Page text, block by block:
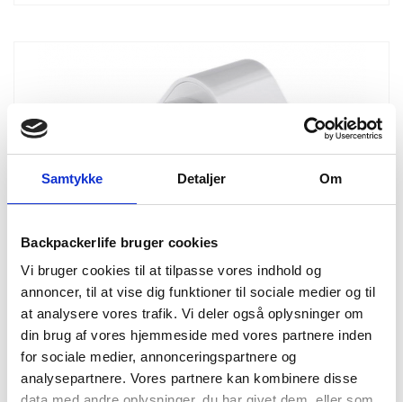
Samtykke Detaljer Om
Backpackerlife bruger cookies
Vi bruger cookies til at tilpasse vores indhold og
annoncer, til at vise dig funktioner til sociale medier og til
at analysere vores trafik. Vi deler også oplysninger om
din brug af vores hjemmeside med vores partnere inden
for sociale medier, annonceringspartnere og
analysepartnere. Vores partnere kan kombinere disse